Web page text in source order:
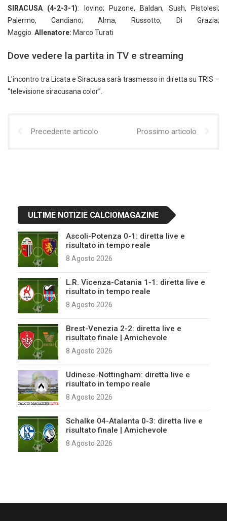
SIRACUSA (4-2-3-1):
Iovino; Puzone, Baldan, Sush, Pistolesi;
Palermo, Candiano; Alma, Russotto, Di Grazia;
Maggio. Allenatore: Marco Turati
Dove vedere la partita in TV e streaming
L’incontro tra Licata e Siracusa sarà trasmesso in diretta su TRIS –
“televisione siracusana color”.
Precedente articolo Prossimo articolo
ULTIME NOTIZIE CALCIOMAGAZINE
Ascoli-Potenza 0-1: diretta live e
risultato in tempo reale
8 Agosto 2026
L.R. Vicenza-Catania 1-1: diretta live e
risultato in tempo reale
8 Agosto 2026
Brest-Venezia 2-2: diretta live e
risultato finale | Amichevole
8 Agosto 2026
Udinese-Nottingham: diretta live e
risultato in tempo reale
8 Agosto 2026
Schalke 04-Atalanta 0-3: diretta live e
risultato finale | Amichevole
8 Agosto 2026